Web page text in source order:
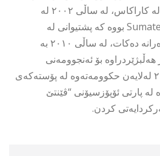
منداڵانی بێ سەرپەرشتیار لە کاراکاس، لە ساڵی ٢٠٠٢ لە
دامەزرێنەرانی ڕێکخراوی Sumate بووە کە پشتیوانی لە
ھەڵبژاردنی ئازاد و دادپەروەرانە دەکات، لە ساڵی ٢٠١٠ بە
بۆ ئەنجوومەنی
نیشتمانیی و، لە ساڵی ٢٠١٤ لەلایەن حکوومەتەوە لە پۆستەکەی
لە پارتی ئۆپۆزسیۆنی “ڤێنتێ
کردن.